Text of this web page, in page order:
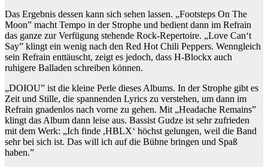
Das Ergebnis dessen kann sich sehen lassen. „Footsteps On The
Moon” macht Tempo in der Strophe und bedient dann im Refrain
das ganze zur Verfügung stehende Rock-Repertoire. „Love Can‘t
Say” klingt ein wenig nach den Red Hot Chili Peppers. Wenngleich
sein Refrain enttäuscht, zeigt es jedoch, dass H-Blockx auch
ruhigere Balladen schreiben können.
„DOIOU” ist die kleine Perle dieses Albums. In der Strophe gibt es
Zeit und Stille, die spannenden Lyrics zu verstehen, um dann im
Refrain gnadenlos nach vorne zu gehen. Mit „Headache Remains”
klingt das Album dann leise aus. Bassist Gudze ist sehr zufrieden
mit dem Werk: „Ich finde ,HBLX‘ höchst gelungen, weil die Band
sehr bei sich ist. Das will ich auf die Bühne bringen und Spaß
haben.”